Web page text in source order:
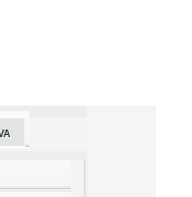
poruka novog